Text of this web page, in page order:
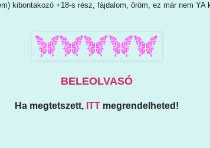
kibontakozó +18-s rész, fájdalom, öröm, ez már nem YA
BELEOLVASÓ
Ha megtetszett, ITT megrendelheted!